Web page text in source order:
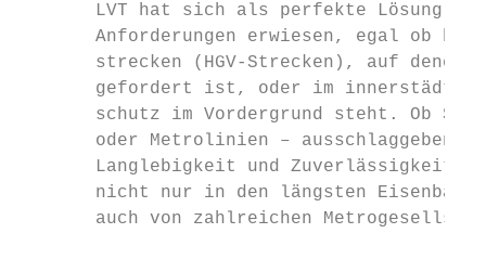
LVT hat sich als perfekte Lösung
Anforderungen erwiesen, egal ob
strecken (HGV-Strecken), auf denen
gefordert ist, oder im
schutz im Vordergrund steht. Ob
oder Metrolinien – ausschlaggebend
Langlebigkeit und Zuverlässigkeit
nicht nur in den längsten
auch von zahlreichen